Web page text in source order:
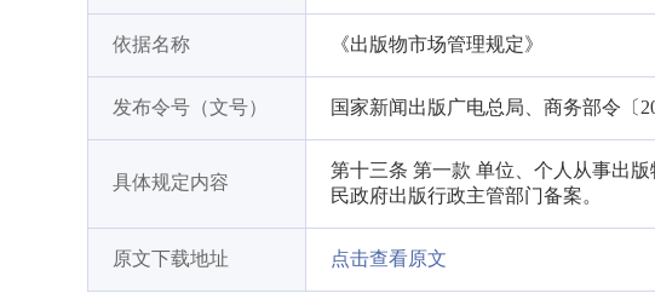
依据名称 《出版物市场管理规定》
发布令号（文号） 国家新闻出版广电总局、商务部令〔
具体规定内容
第十三条 第一款 单位、个人从事出
民政府出版行政主管部门备案。
原文下载地址 点击查看原文